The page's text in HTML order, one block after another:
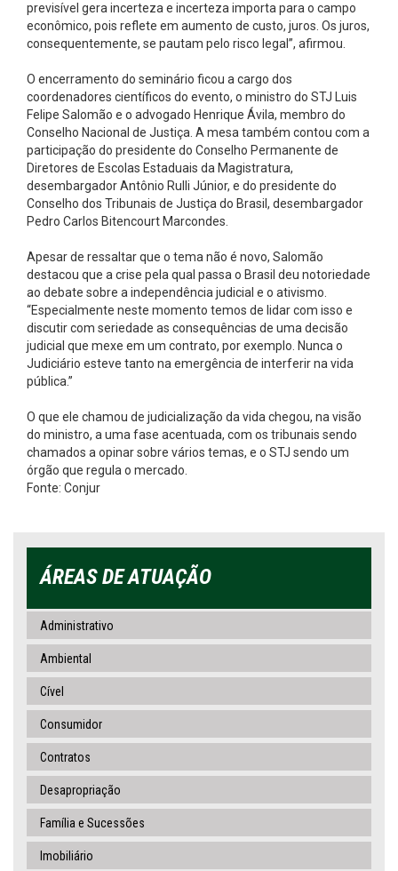
previsível gera incerteza e incerteza importa para o campo
econômico, pois reflete em aumento de custo, juros. Os juros,
consequentemente, se pautam pelo risco legal”, afirmou.
O encerramento do seminário ficou a cargo dos
coordenadores científicos do evento, o ministro do STJ Luis
Felipe Salomão e o advogado Henrique Ávila, membro do
Conselho Nacional de Justiça. A mesa também contou com a
participação do presidente do Conselho Permanente de
Diretores de Escolas Estaduais da Magistratura,
desembargador Antônio Rulli Júnior, e do presidente do
Conselho dos Tribunais de Justiça do Brasil, desembargador
Pedro Carlos Bitencourt Marcondes.
Apesar de ressaltar que o tema não é novo, Salomão
destacou que a crise pela qual passa o Brasil deu notoriedade
ao debate sobre a independência judicial e o ativismo.
“Especialmente neste momento temos de lidar com isso e
discutir com seriedade as consequências de uma decisão
judicial que mexe em um contrato, por exemplo. Nunca o
Judiciário esteve tanto na emergência de interferir na vida
pública.”
O que ele chamou de judicialização da vida chegou, na visão
do ministro, a uma fase acentuada, com os tribunais sendo
chamados a opinar sobre vários temas, e o STJ sendo um
órgão que regula o mercado.
Fonte: Conjur
ÁREAS DE ATUAÇÃO
Administrativo
Ambiental
Cível
Consumidor
Contratos
Desapropriação
Família e Sucessões
Imobiliário